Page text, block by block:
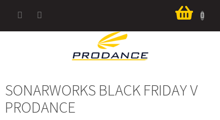
košík
SONARWORKS BLACK FRIDAY V
PRODANCE